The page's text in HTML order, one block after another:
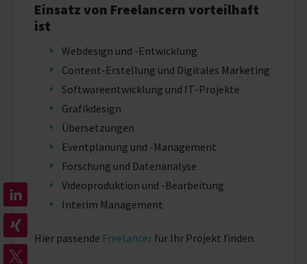
Einsatz von Freelancern vorteilhaft
ist
Webdesign und -Entwicklung
Content-Erstellung und Digitales Marketing
Softwareentwicklung und IT-Projekte
Grafikdesign
Übersetzungen
Eventplanung und -Management
Forschung und Datenanalyse
Videoproduktion und -Bearbeitung
Interim Management
Hier passende Freelancer für Ihr Projekt finden.